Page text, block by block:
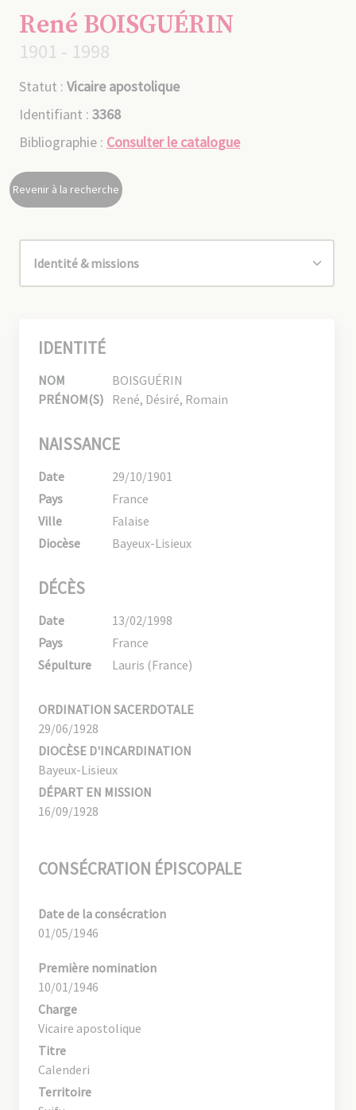
René BOISGUÉRIN
1901 - 1998
Statut : Vicaire apostolique
Identifiant : 3368
Bibliographie : Consulter le catalogue
Revenir à la recherche
IDENTITÉ
NOM
BOISGUÉRIN
PRÉNOM(S) René, Désiré, Romain
NAISSANCE
Date
29/10/1901
Pays
France
Ville
Falaise
Diocèse
Bayeux-Lisieux
DÉCÈS
Date
13/02/1998
Pays
France
Sépulture
Lauris (France)
ORDINATION SACERDOTALE
29/06/1928
DIOCÈSE D'INCARDINATION
Bayeux-Lisieux
DÉPART EN MISSION
16/09/1928
CONSÉCRATION ÉPISCOPALE
Date de la consécration
01/05/1946
Première nomination
10/01/1946
Charge
Vicaire apostolique
Titre
Calenderi
Territoire